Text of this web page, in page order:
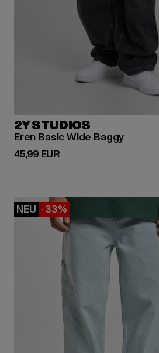
2Y STUDIOS
Eren Basic Wide Baggy
45,99 EUR
Derzeitiger Preis: 45,99 EUR
NEU -33%